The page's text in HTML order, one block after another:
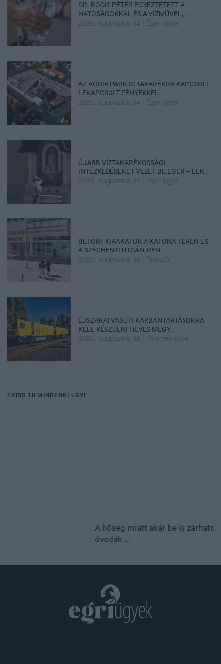
DR. BÓDIS PÉTER EGYEZTETETT A
HATÓSÁGOKKAL ÉS A VÍZMŰVEL,...
2026. augusztus 04 Eger ügye
AZ AGRIA PARK IS TAKARÉKRA KAPCSOLT:
LEKAPCSOLT FÉNYEKKEL...
2026. augusztus 04 Eger ügye
ÚJABB VÍZTAKARÉKOSSÁGI
INTÉZKEDÉSEKET VEZET BE EGER – LEK...
2026. augusztus 04 Eger ügye
BETÖRT KIRAKATOK A KATONA TÉREN ÉS
A SZÉCHENYI UTCÁN, REN...
2026. augusztus 04 Riasztó
ÉJSZAKAI VASÚTI KARBANTARTÁSOKRA
KELL KÉSZÜLNI HEVES MEGY...
2026. augusztus 04 Környék ügye
FRISS 10 MINDENKI ÜGYE